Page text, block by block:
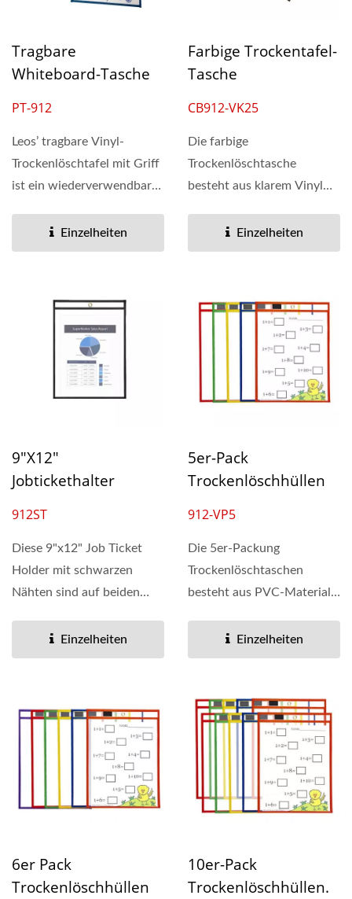
Tragbare
Whiteboard-Tasche
PT-912
Leos’ tragbare Vinyl-
Trockenlöschtafel mit Griff
ist ein wiederverwendbares
Einzelheiten
Farbige Trockentafel-
Tasche
CB912-VK25
Die farbige
Trockenlöschtasche
besteht aus klarem Vinyl
Rückseite,...Einzelheiten
9"x12"
Jobtickethalter
912ST
Diese 9"x12" Job Ticket
Holder mit schwarzen
Nähten sind auf beiden
Einzelheiten
5er-Pack
Trockenlöschhüllen
912-VP5
Die 5er-Packung
Trockenlöschtaschen
besteht aus PVC-Material
mm. Unser...Einzelheiten
6er Pack
Trockenlöschhüllen
10er-Pack
Trockenlöschhüllen.